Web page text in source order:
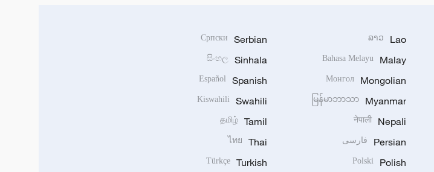
Lao
ລາວ
Malay
Bahasa Melayu
Mongolian
Монгол
Myanmar
မြန်မာဘာသာ
Nepali
नेपाली
Persian فارسی
Polish
Polski
Serbian
Српски
Sinhala
සිංහල
Spanish
Español
Swahili
Kiswahili
Tamil
தமிழ்
Thai
ไทย
Turkish
Türkçe